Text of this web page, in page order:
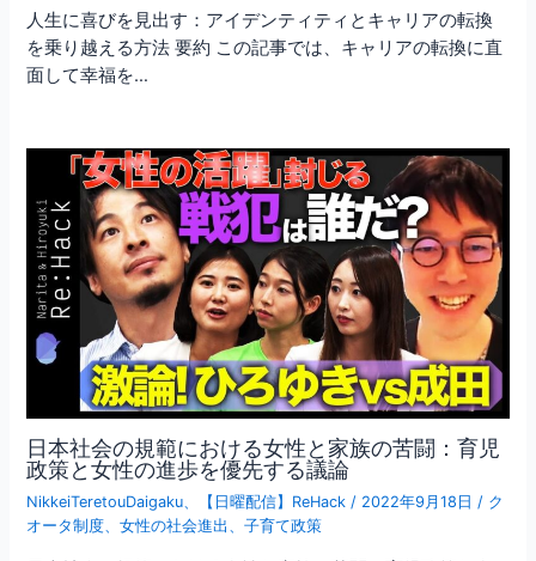
人生に喜びを見出す：アイデンティティとキャリアの転換
を乗り越える方法 要約 この記事では、キャリアの転換に直
面して幸福を…
日本社会の規範における女性と家族の苦闘：育児
政策と女性の進歩を優先する議論
NikkeiTeretouDaigaku、 【日曜配信】ReHack / 2022年9月18日 / ク
オータ制度、女性の社会進出 、子育て政策